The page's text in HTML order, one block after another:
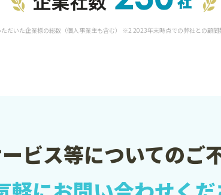
だいた企業様の総数（個人事業主も含む） ※2 2023年末時点での弊社との顧
ビス等についてのご